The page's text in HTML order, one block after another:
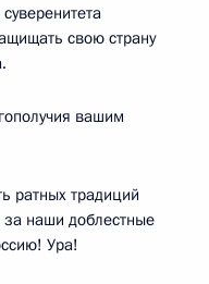
свою страну
вашим
ратных традиций
за наши доблестные
Ура!